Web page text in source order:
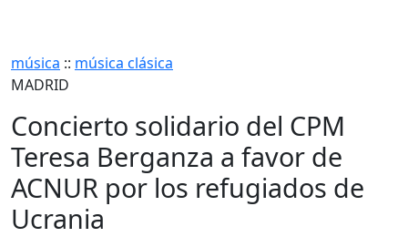
música :: música clásica
MADRID
Concierto solidario del CPM
Teresa Berganza a favor de
ACNUR por los refugiados de
Ucrania